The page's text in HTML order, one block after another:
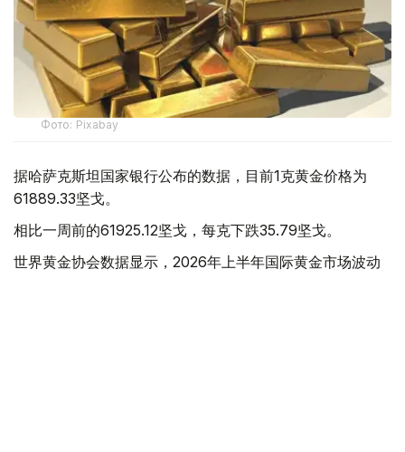
Фото: Pixabay
据哈萨克斯坦国家银行公布的数据，目前1克黄金价格为
61889.33坚戈。
相比一周前的61925.12坚戈，每克下跌35.79坚戈。
世界黄金协会数据显示，2026年上半年国际黄金市场波动